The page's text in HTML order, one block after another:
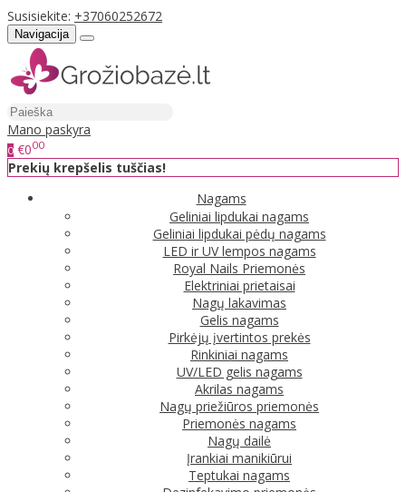
Susisiekite: +37060252672
Navigacija
Mano paskyra
0 €000
Prekių krepšelis tuščias!
Nagams
Geliniai lipdukai nagams
Geliniai lipdukai pėdų nagams
LED ir UV lempos nagams
Royal Nails Priemonės
Elektriniai prietaisai
Nagų lakavimas
Gelis nagams
Pirkėjų įvertintos prekės
Rinkiniai nagams
UV/LED gelis nagams
Akrilas nagams
Nagų priežiūros priemonės
Priemonės nagams
Nagų dailė
Įrankiai manikiūrui
Teptukai nagams